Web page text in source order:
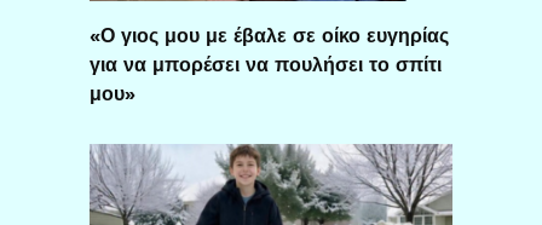
«Ο γιος μου με έβαλε σε οίκο ευγηρίας
για να μπορέσει να πουλήσει το σπίτι
μου»